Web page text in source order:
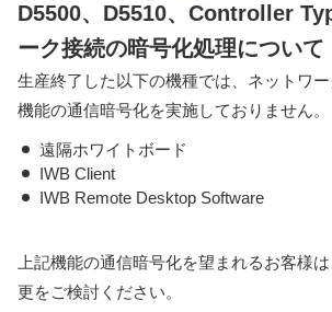
D5500、D5510、Controller
ーク接続の暗号化処理について
生産終了した以下の機種では、ネットワ
機能の通信暗号化を実施しておりません。
遠隔ホワイトボード
IWB Client
IWB Remote Desktop Software
上記機能の通信暗号化を望まれるお客様
更をご検討ください。